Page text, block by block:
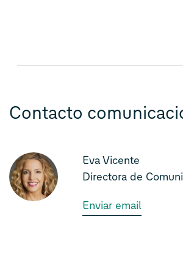
Contacto
Eva Vicente
Directora de
Enviar email